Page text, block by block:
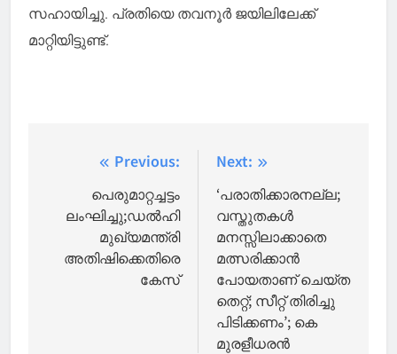
സഹായിച്ചു. പ്രതിയെ തവനൂർ ജയിലിലേക്ക്
മാറ്റിയിട്ടുണ്ട്.
navigation
Previous:
പെരുമാറ്റച്ചട്ടം
ലംഘിച്ചു;ഡൽഹി
മുഖ്യമന്ത്രി
അതിഷിക്കെതിരെ
കേസ്
Next:
‘പരാതിക്കാരനല്ല;
വസ്തുതകൾ
മനസ്സിലാക്കാതെ
മത്സരിക്കാൻ
പോയതാണ് ചെയ്ത
തെറ്റ്; സീറ്റ് തിരിച്ചു
പിടിക്കണം’; കെ
മുരളീധരൻ